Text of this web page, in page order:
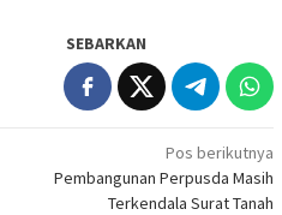
SEBARKAN
Pos berikutnya
Pembangunan Perpusda Masih
Terkendala Surat Tanah